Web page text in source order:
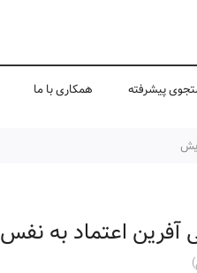
پیشرفته همکاری با ما
آفرین اعتماد به نفس